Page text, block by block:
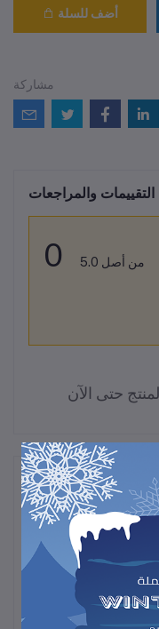
أضف للسلة
مشاركة
التقييمات والمراجعات
0 من أصل 5.0
وصف
(أو نصف كم) ضغطًا
والظهر
، مما يمنح
تحت الملابس. وتتوفر